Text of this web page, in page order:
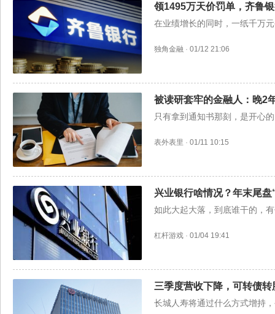
领1495万天价罚单，齐鲁
在业绩增长的同时，一纸千万
独角金融 · 01/12 21:06
被读研套牢的金融人：晚2
只有拿到通知书那刻，是开心
表外表里 · 01/11 10:15
兴业银行啥情况？年末尾
如此大起大落，到底谁干的，
杠杆游戏 · 01/04 19:41
三季度营收下降，可转债
长城人寿将通过什么方式增持